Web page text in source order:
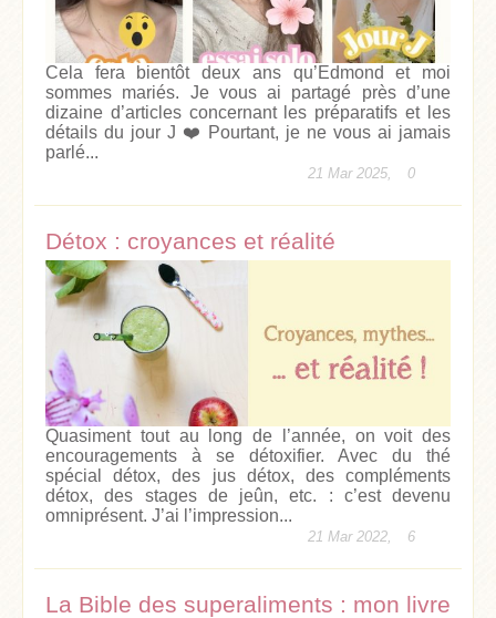
Cela fera bientôt deux ans qu’Edmond et moi
sommes mariés. Je vous ai partagé près d’une
dizaine d’articles concernant les préparatifs et les
détails du jour J ❤️ Pourtant, je ne vous ai jamais
parlé...
21 Mar 2025, 0
Détox : croyances et réalité
Quasiment tout au long de l’année, on voit des
encouragements à se détoxifier. Avec du thé
spécial détox, des jus détox, des compléments
détox, des stages de jeûn, etc. : c’est devenu
omniprésent. J’ai l’impression...
21 Mar 2022, 6
La Bible des superaliments : mon livre